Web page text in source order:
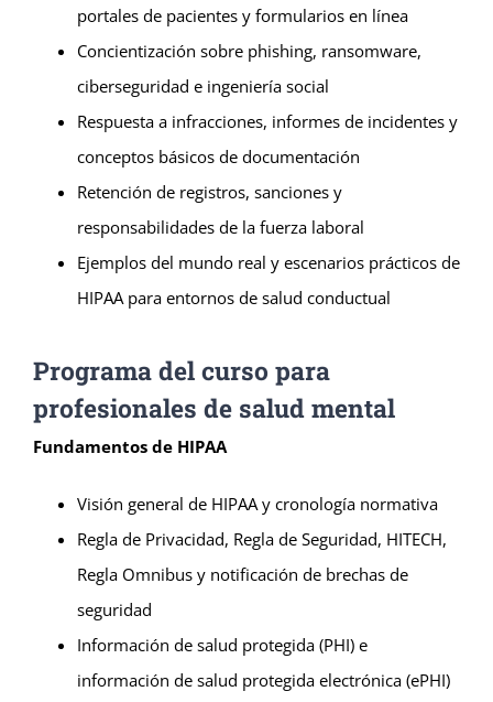
portales de pacientes y formularios en línea
Concientización sobre phishing, ransomware,
ciberseguridad e ingeniería social
Respuesta a infracciones, informes de incidentes y
conceptos básicos de documentación
Retención de registros, sanciones y
responsabilidades de la fuerza laboral
Ejemplos del mundo real y escenarios prácticos de
HIPAA para entornos de salud conductual
Programa del curso para
profesionales de salud mental
Fundamentos de HIPAA
Visión general de HIPAA y cronología normativa
Regla de Privacidad, Regla de Seguridad, HITECH,
Regla Omnibus y notificación de brechas de
seguridad
Información de salud protegida (PHI) e
información de salud protegida electrónica (ePHI)